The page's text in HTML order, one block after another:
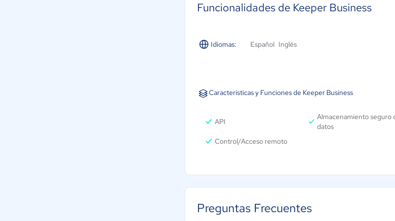
inteligente y FIDO U2F).
Funcionalidades de Keeper Business
Idiomas: Español Inglés
Características y Funciones de Keeper Business
API
Almacenamiento seguro
datos
Control/Acceso remoto
Preguntas Frecuentes